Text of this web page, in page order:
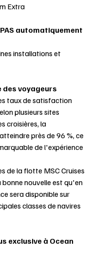
Extra
PAS automatiquement
installations et
des voyageurs
taux de satisfaction
plusieurs sites
croisières, la
près de 96 %, ce
de l'expérience
de la flotte MSC Cruises
nouvelle est qu'en
sera disponible sur
classes de navires
exclusive à Ocean